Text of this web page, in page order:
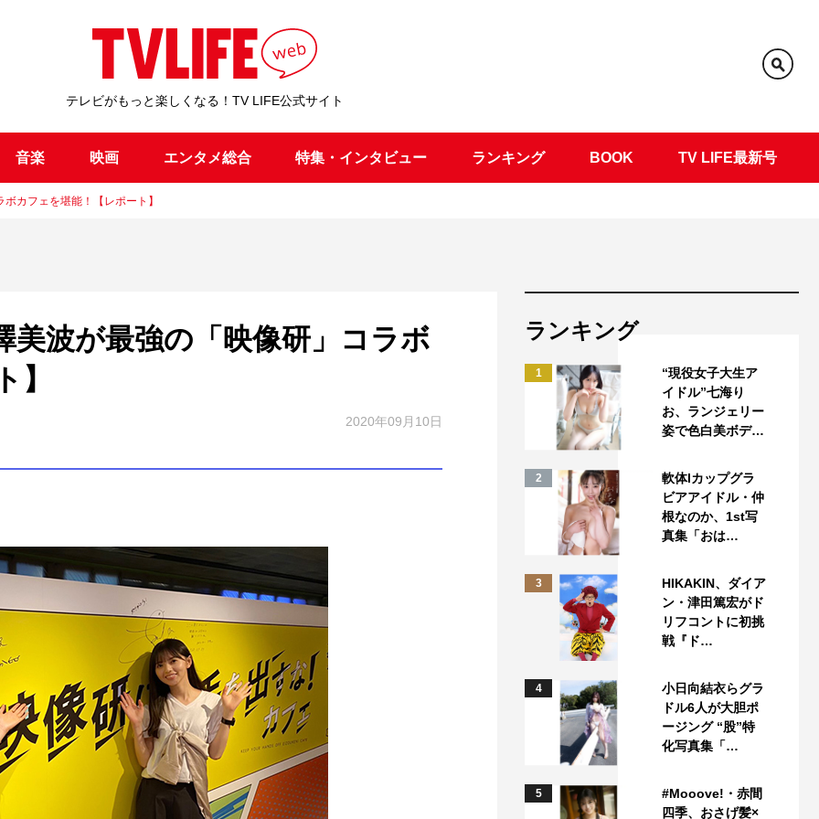
テレビがもっと楽しくなる！TV LIFE公式サイト
音楽 映画 エンタメ総合 特集・インタビュー ランキング BOOK TV LIFE最新号
カフェを堪能！【レポート】
美波が最強の「映像研」コラボ
】
2020年09月10日
ランキング
1
“現役女子大生ア
イドル”七海り
お、ランジェリー
姿で色白美ボデ…
2
軟体Iカップグラ
ビアアイドル・仲
根なのか、1st写
真集「おは…
3
HIKAKIN、ダイア
ン・津田篤宏がド
リフコントに初挑
戦『ド…
4
小日向結衣らグラ
ドル6人が大胆ポ
ージング “股”特
化写真集「…
5
#Mooove!・赤間
四季、おさげ髪×